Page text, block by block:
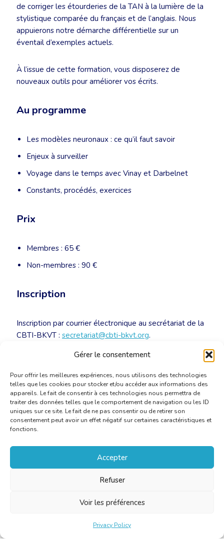
Gérer le consentement
Pour offrir les meilleures expériences, nous utilisons des technologies
telles que les cookies pour stocker et/ou accéder aux informations des
appareils. Le fait de consentir à ces technologies nous permettra de
traiter des données telles que le comportement de navigation ou les ID
uniques sur ce site. Le fait de ne pas consentir ou de retirer son
consentement peut avoir un effet négatif sur certaines caractéristiques et
fonctions.
Accepter
Refuser
Voir les préférences
Privacy Policy
de corriger les étourderies de la TAN à la lumière de la
stylistique comparée du français et de l’anglais. Nous
appuierons notre démarche différentielle sur un
éventail d’exemples actuels.
À l’issue de cette formation, vous disposerez de
nouveaux outils pour améliorer vos écrits.
Au programme
Les modèles neuronaux : ce qu’il faut savoir
Enjeux à surveiller
Voyage dans le temps avec Vinay et Darbelnet
Constants, procédés, exercices
Prix
Membres : 65 €
Non-membres : 90 €
Inscription
Inscription par courrier électronique au secrétariat de la
CBTI-BKVT : secretariat@cbti-bkvt.org.
Paiement sur le compte numéro BE32 3100 4638 6702
de la CBTI-BKVT.